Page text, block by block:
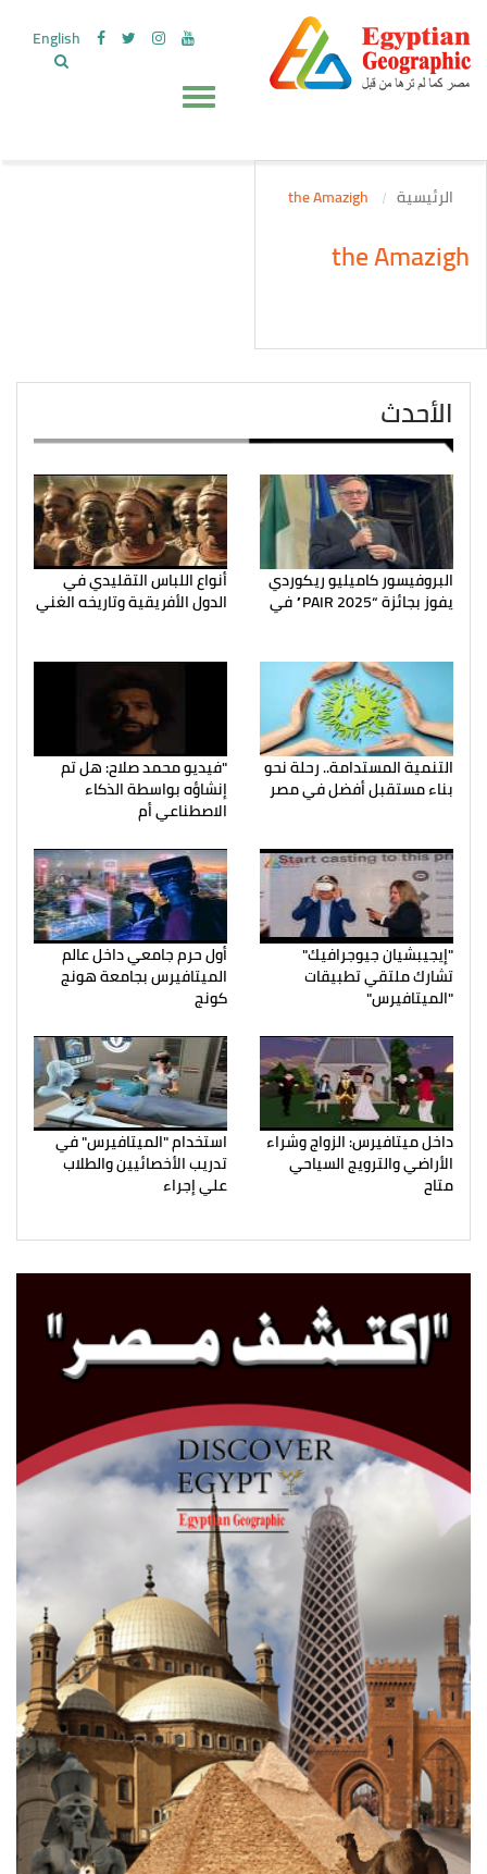
English
الرئيسية
the Amazigh
الأحدث
البروفيسور كاميليو ريكوردي
يفوز بجائزة “PAIR 2025” في
أنواع اللباس التقليدي في
الدول الأفريقية وتاريخه الغني
التنمية المستدامة.. رحلة نحو
بناء مستقبل أفضل في مصر
"فيديو محمد صلاح: هل تم
إنشاؤه بواسطة الذكاء
الاصطناعي أم
"إيجيبشيان جيوجرافيك"
تشارك ملتقي تطبيقات
"الميتافيرس"
أول حرم جامعي داخل عالم
الميتافيرس بجامعة هونج
كونج
داخل ميتافيرس: الزواج وشراء
الأراضي والترويج السياحي
متاح
استخدام "الميتافيرس" في
تدريب الأخصائيين والطلاب
علي إجراء